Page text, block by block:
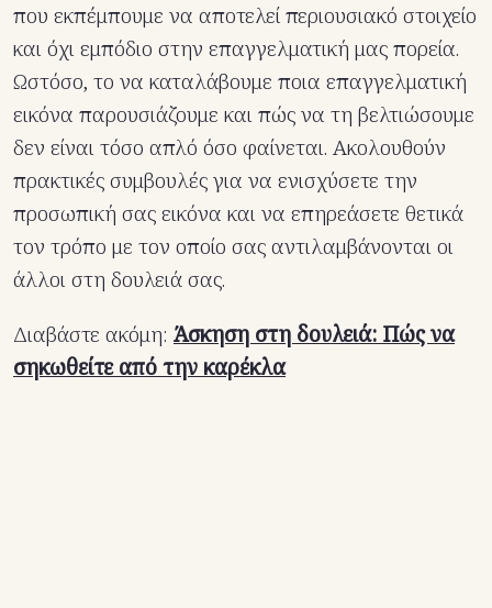
που εκπέμπουμε να αποτελεί περιουσιακό στοιχείο
και όχι εμπόδιο στην επαγγελματική μας πορεία.
Ωστόσο, το να καταλάβουμε ποια επαγγελματική
εικόνα παρουσιάζουμε και πώς να τη βελτιώσουμε
δεν είναι τόσο απλό όσο φαίνεται. Ακολουθούν
πρακτικές συμβουλές για να ενισχύσετε την
προσωπική σας εικόνα και να επηρεάσετε θετικά
τον τρόπο με τον οποίο σας αντιλαμβάνονται οι
άλλοι στη δουλειά σας.
Διαβάστε ακόμη: Άσκηση στη δουλειά: Πώς να
σηκωθείτε από την καρέκλα